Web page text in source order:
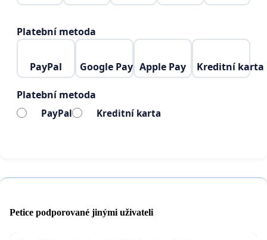
nabídnout alternativní a ekologické způsoby
Otevřenou diskuzi s občany, odborníky a
lomu.
4. března 2025
Platební metoda
PayPal Google Pay Apple Pay Kreditní karta
Platební metoda
PayPal Kreditní karta
Petice podporované jinými uživateli